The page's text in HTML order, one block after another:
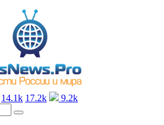
14.1k 17.2k 9.2k